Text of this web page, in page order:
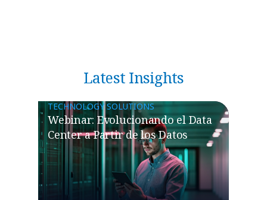
Latest Insights
TECHNOLOGY SOLUTIONS
Webinar: Evolucionando el Data
Center a Partir de los Datos